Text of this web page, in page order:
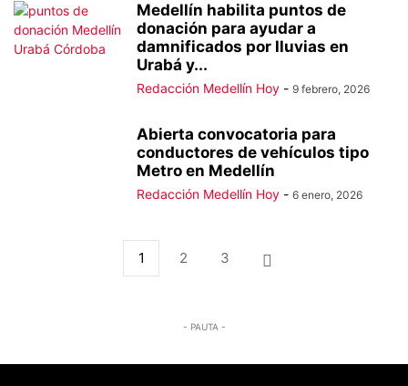
Medellín habilita puntos de
donación para ayudar a
damnificados por lluvias en
Urabá y...
Redacción Medellín Hoy - 9 febrero, 2026
Abierta convocatoria para
conductores de vehículos tipo
Metro en Medellín
Redacción Medellín Hoy - 6 enero, 2026
1 2 3
- PAUTA -